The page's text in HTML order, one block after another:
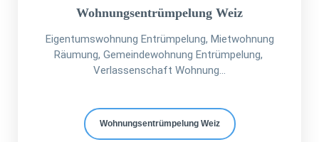
Wohnungsentrümpelung Weiz
Eigentumswohnung Entrümpelung, Mietwohnung
Räumung, Gemeindewohnung Entrümpelung,
Verlassenschaft Wohnung...
Wohnungsentrümpelung Weiz